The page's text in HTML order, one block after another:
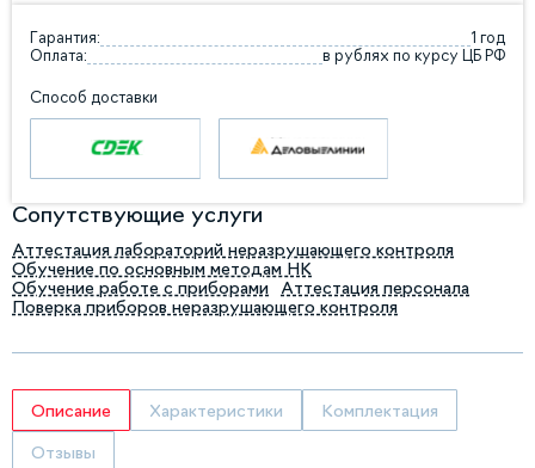
Гарантия:
1 год
Оплата:
в рублях по курсу ЦБ РФ
Способ доставки
Сопутствующие услуги
Аттестация лабораторий неразрушающего контроля
Обучение по основным методам НК
Обучение работе с приборами
Аттестация персонала
Поверка приборов неразрушающего контроля
Описание Характеристики Комплектация
Отзывы